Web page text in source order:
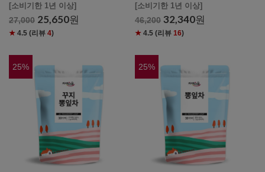
[소비기한 1년 이상]
27,000 25,650원
★ 4.5 (리뷰 4)
[소비기한 1년 이상]
46,200 32,340원
★ 4.5 (리뷰 16)
25% 25%